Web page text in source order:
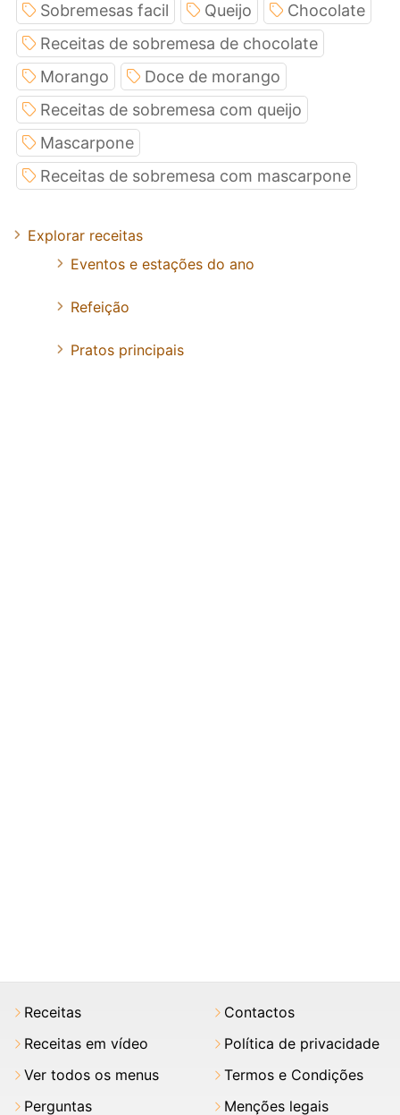
Sobremesas facil Queijo
Chocolate
Receitas de sobremesa de chocolate
Morango
Doce de morango
Receitas de sobremesa com queijo
Mascarpone
Receitas de sobremesa com mascarpone
Explorar receitas
Eventos e estações do ano
Refeição
Pratos principais
Receitas
Receitas em vídeo
Ver todos os menus
Perguntas
Contactos
Política de privacidade
Termos e Condições
Menções legais